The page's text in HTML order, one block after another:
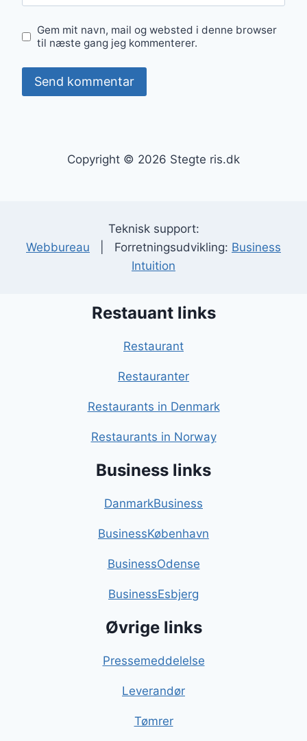
Gem mit navn, mail og websted i denne browser
til næste gang jeg kommenterer.
Copyright © 2026 Stegte ris.dk
Teknisk support:
Webbureau | Forretningsudvikling: Business
Intuition
Restauant links
Restaurant
Restauranter
Restaurants in Denmark
Restaurants in Norway
Business links
DanmarkBusiness
BusinessKøbenhavn
BusinessOdense
BusinessEsbjerg
Øvrige links
Pressemeddelelse
Leverandør
Tømrer